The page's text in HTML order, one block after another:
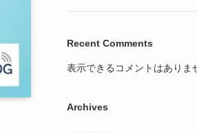
Recent Comments
表示できるコメントはありま
Archives